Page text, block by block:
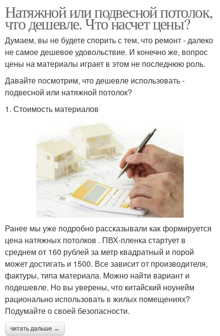
Натяжной или подвесной потолок,
что дешевле. Что насчет цены?
Думаем, вы не будете спорить с тем, что ремонт - далеко
не самое дешевое удовольствие. И конечно же, вопрос
цены на материалы играет в этом не последнюю роль.
Давайте посмотрим, что дешевле использовать -
подвесной или натяжной потолок?
1. Стоимость материалов
Ранее мы уже подробно рассказывали как формируется
цена натяжных потолков . ПВХ-пленка стартует в
среднем от 160 рублей за метр квадратный и порой
может достигать и 1500. Все зависит от производителя,
фактуры, типа материала. Можно найти вариант и
подешевле. Но вы уверены, что китайский ноунейм
рационально использовать в жилых помещениях?
Подумайте о своей безопасности.
читать дальше →